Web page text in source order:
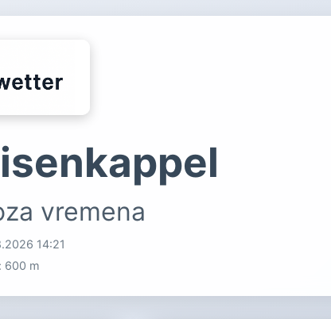
vremena
14:21
600 m